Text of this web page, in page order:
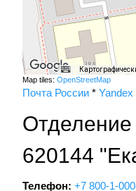
Map tiles: OpenStreetMap
Почта России * Yandex
620144
Телефон: +7 800-1-